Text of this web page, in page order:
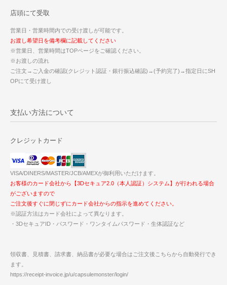
店頭にて受取
営業日・営業時間内での受け渡しが可能です。
お渡し希望日を備考欄に記載してください
※営業日、営業時間はTOPページをご確認ください。
※お渡しの流れ
ご注文→ご入金の確認(クレジット認証・銀行振込確認)→(予約完了)→指定日にSH
OPにて受け渡し
支払い方法について
クレジットカード
VISA/DINERS/MASTER/JCB/AMEXが御利用いただけます。
お客様のカード会社から【3Dセキュア2.0（本人認証）システム】が行われる場合
がございますので
ご注文後すぐに閉じずにカード会社からの指示を進めてください。
※認証方法はカード会社によって異なります。
・3DセキュアID・パスワード・ワンタイムパスワード・生体認証など
領収書、見積書、請求書、納品書が必要な場合はご注文後こちらから自動発行でき
ます。
https://receipt-invoice.jp/u/capsulemonster/login/